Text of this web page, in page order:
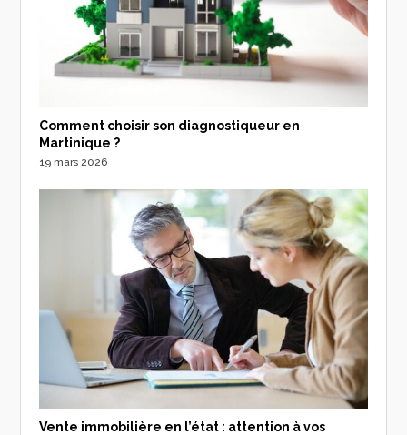
Comment choisir son diagnostiqueur en
Martinique ?
19 mars 2026
Vente immobilière en l’état : attention à vos